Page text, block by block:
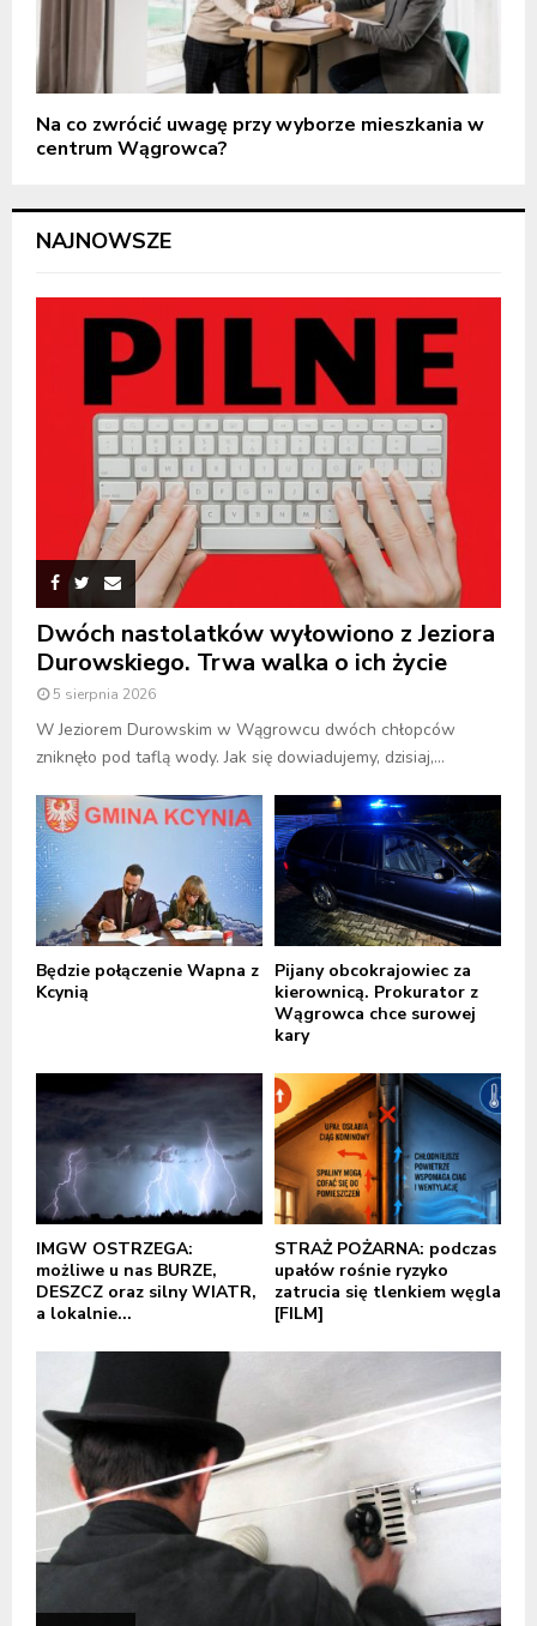
Na co zwrócić uwagę przy wyborze mieszkania w
centrum Wągrowca?
NAJNOWSZE
Dwóch nastolatków wyłowiono z Jeziora
Durowskiego. Trwa walka o ich życie
5 sierpnia 2026
W Jeziorem Durowskim w Wągrowcu dwóch chłopców
zniknęło pod taflą wody. Jak się dowiadujemy, dzisiaj,...
Będzie połączenie Wapna z
Kcynią
Pijany obcokrajowiec za
kierownicą. Prokurator z
Wągrowca chce surowej
kary
IMGW OSTRZEGA:
możliwe u nas BURZE,
DESZCZ oraz silny WIATR,
a lokalnie...
STRAŻ POŻARNA: podczas
upałów rośnie ryzyko
zatrucia się tlenkiem węgla
[FILM]